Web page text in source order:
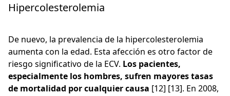
Hipercolesterolemia
De nuevo, la prevalencia de la hipercolesterolemia
aumenta con la edad. Esta afección es otro factor de
riesgo significativo de la ECV. Los pacientes,
especialmente los hombres, sufren mayores tasas
de mortalidad por cualquier causa [12] [13]. En 2008,